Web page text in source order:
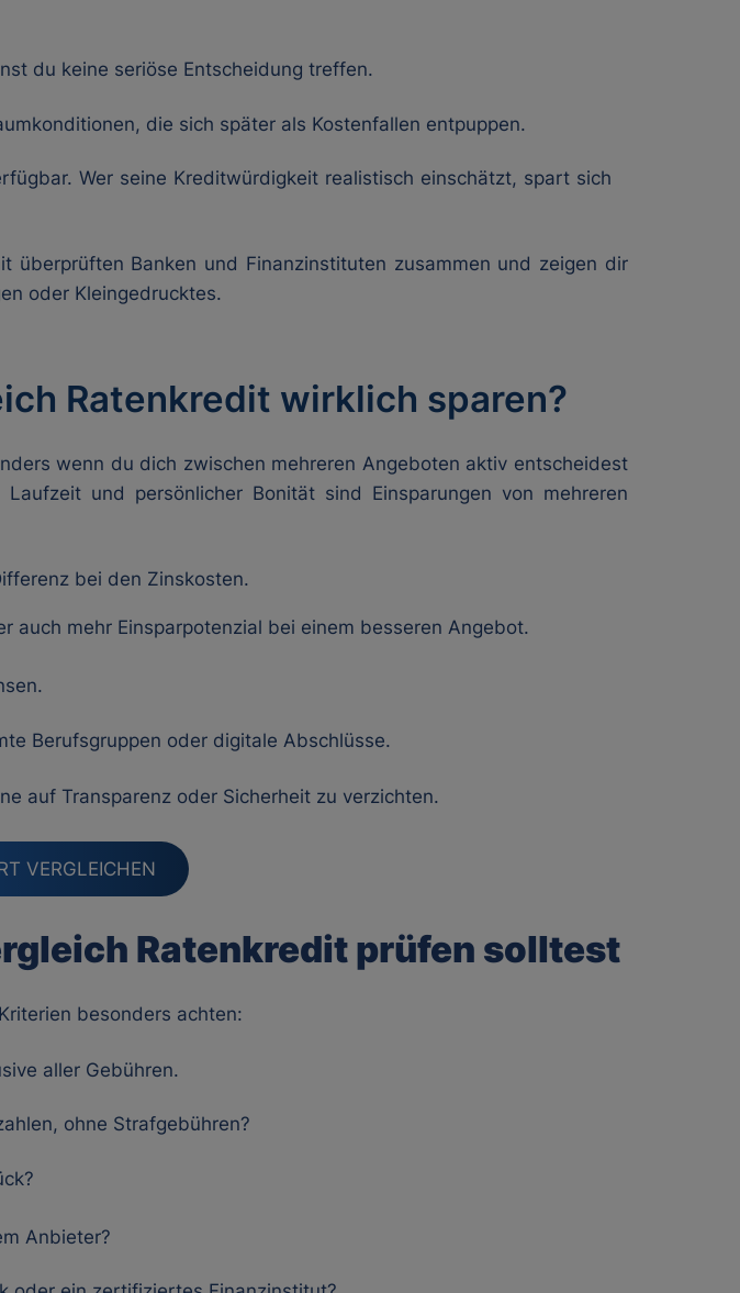
du keine seriöse Entscheidung treffen.
die sich später als Kostenfallen entpuppen.
Wer seine Kreditwürdigkeit realistisch einschätzt, spart sich
Banken und Finanzinstituten zusammen und zeigen dir
oder Kleingedrucktes.
Ratenkredit wirklich sparen?
wenn du dich zwischen mehreren Angeboten aktiv entscheidest
und persönlicher Bonität sind Einsparungen von mehreren
bei den Zinskosten.
auch mehr Einsparpotenzial bei einem besseren Angebot.
Berufsgruppen oder digitale Abschlüsse.
auf Transparenz oder Sicherheit zu verzichten.
VERGLEICHEN
Ratenkredit prüfen solltest
besonders achten:
aller Gebühren.
ohne Strafgebühren?
Anbieter?